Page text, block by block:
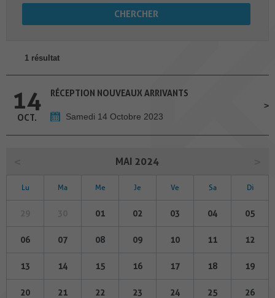
1 résultat
14
OCT.
RÉCEPTION NOUVEAUX ARRIVANTS
Samedi 14 Octobre 2023
MAI 2024
Lu Ma Me Je Ve Sa Di
01 02 03 04 05
06 07 08 09 10 11 12
13 14 15 16 17 18 19
20 21 22 23 24 25 26